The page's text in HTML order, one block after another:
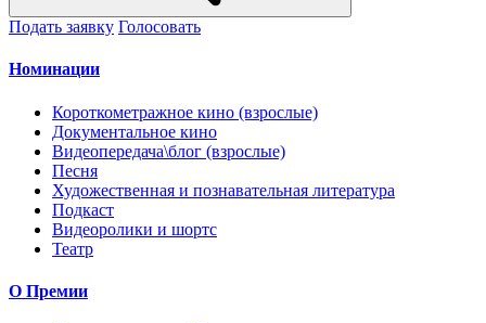
Подать заявку Голосовать
Номинации
Короткометражное кино (взрослые)
Документальное кино
Видеопередача\блог (взрослые)
Песня
Художественная и познавательная литература
Подкаст
Видеоролики и шортс
Театр
О Премии